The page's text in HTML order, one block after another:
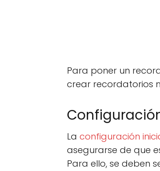
Para poner un
crear recordatorios
La configuración
asegurarse de que
Para ello, se deben